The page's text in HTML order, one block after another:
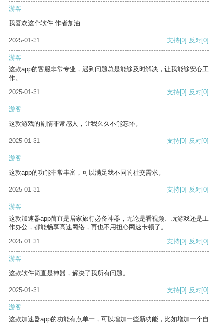
游客
我喜欢这个软件 作者加油
2025-01-31 支持[0] 反对[0]
游客
这款app的客服非常专业，遇到问题总是能够及时解决，让我能够安心工
作。
2025-01-31
支持[0] 反对[0]
游客
这款游戏的剧情非常感人，让我久久不能忘怀。
2025-01-31 支持[0] 反对[0]
游客
这款app的功能非常丰富，可以满足我不同的社交需求。
2025-01-31 支持[0] 反对[0]
游客
这款加速器app简直是居家旅行必备神器，无论是看视频、玩游戏还是工
作办公，都能畅享高速网络，再也不用担心网速卡顿了。
2025-01-31
支持[0] 反对[0]
游客
这款软件简直是神器，解决了我所有问题。
2025-01-31 支持[0] 反对[0]
游客
这款加速器app的功能有点单一，可以增加一些新功能，比如增加一个自